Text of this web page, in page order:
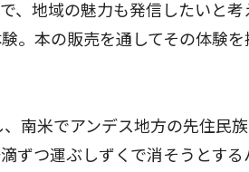
、地域の魅力も発信したいと考
。本の販売を通してその体験を
南米でアンデス地方の先住民
ずつ運ぶしずくで消そうとする